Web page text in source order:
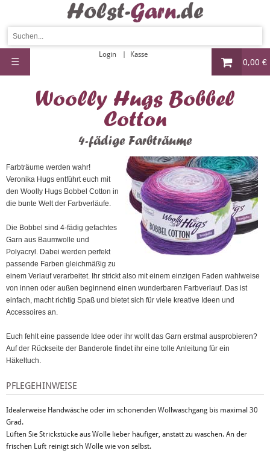
0,00 €
Login Kasse
☰
Woolly Hugs Bobbel
Cotton
4-fädige Farbträume
Farbträume werden wahr!
Veronika Hugs entführt euch mit
den Woolly Hugs Bobbel Cotton in
die bunte Welt der Farbverläufe.
Die Bobbel sind 4-fädig gefachtes
Garn aus Baumwolle und
Polyacryl. Dabei werden perfekt
passende Farben gleichmäßig zu
einem Verlauf verarbeitet. Ihr strickt also mit einem einzigen Faden wahlweise
von innen oder außen beginnend einen wunderbaren Farbverlauf. Das ist
einfach, macht richtig Spaß und bietet sich für viele kreative Ideen und
Accessoires an.
Euch fehlt eine passende Idee oder ihr wollt das Garn erstmal ausprobieren?
Auf der Rückseite der Banderole findet ihr eine tolle Anleitung für ein
Häkeltuch.
PFLEGEHINWEISE
Idealerweise Handwäsche oder im schonenden Wollwaschgang bis maximal 30
Grad.
Lüften Sie Strickstücke aus Wolle lieber häufiger, anstatt zu waschen. An der
frischen Luft reinigt sich Wolle wie von selbst.